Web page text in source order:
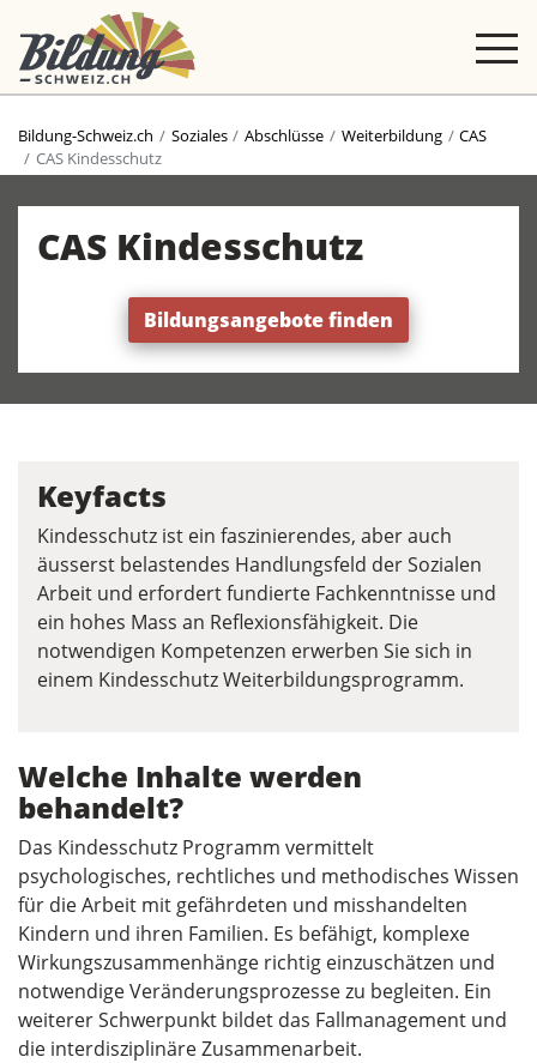
Bildung-Schweiz.ch Soziales Abschlüsse Weiterbildung
CAS
CAS Kindesschutz
CAS Kindesschutz
Bildungsangebote finden
Keyfacts
Kindesschutz ist ein faszinierendes, aber auch
äusserst belastendes Handlungsfeld der Sozialen
Arbeit und erfordert fundierte Fachkenntnisse und
ein hohes Mass an Reflexionsfähigkeit. Die
notwendigen Kompetenzen erwerben Sie sich in
einem Kindesschutz Weiterbildungsprogramm.
Welche Inhalte werden
behandelt?
Das Kindesschutz Programm vermittelt
psychologisches, rechtliches und methodisches Wissen
für die Arbeit mit gefährdeten und misshandelten
Kindern und ihren Familien. Es befähigt, komplexe
Wirkungszusammenhänge richtig einzuschätzen und
notwendige Veränderungsprozesse zu begleiten. Ein
weiterer Schwerpunkt bildet das Fallmanagement und
die interdisziplinäre Zusammenarbeit.